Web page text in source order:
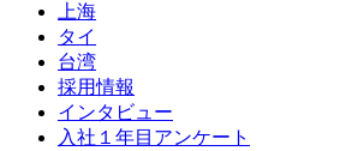
上海
タイ
台湾
採用情報
インタビュー
入社１年目アンケート